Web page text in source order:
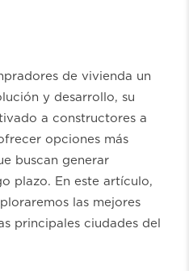
de vivienda un
y desarrollo, su
a constructores a
opciones más
buscan generar
plazo. En este artículo,
las mejores
principales ciudades del